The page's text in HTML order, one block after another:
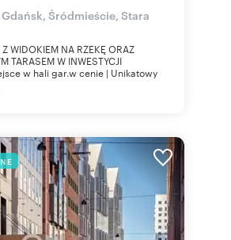
Śródmieście, Stara
Z WIDOKIEM NA RZEKĘ ORAZ
TARASEM W INWESTYCJI
w hali gar.w cenie | Unikatowy